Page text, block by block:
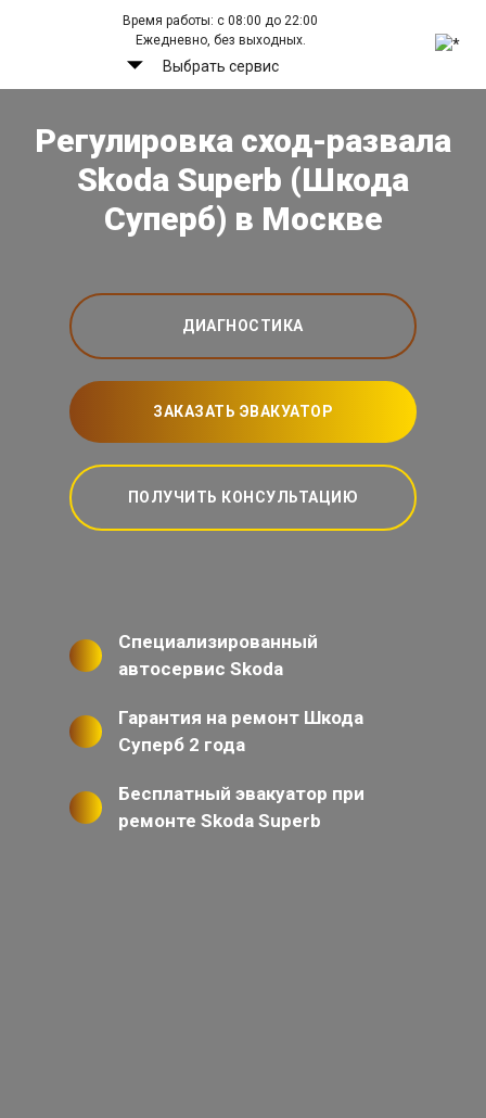
Время работы: с 08:00 до 22:00
Ежедневно, без выходных.
Выбрать сервис
Регулировка сход-развала
Skoda Superb (Шкода
Суперб) в Москве
ДИАГНОСТИКА
ЗАКАЗАТЬ ЭВАКУАТОР
ПОЛУЧИТЬ КОНСУЛЬТАЦИЮ
Специализированный
автосервис Skoda
Гарантия на ремонт Шкода
Суперб 2 года
Бесплатный эвакуатор при
ремонте Skoda Superb